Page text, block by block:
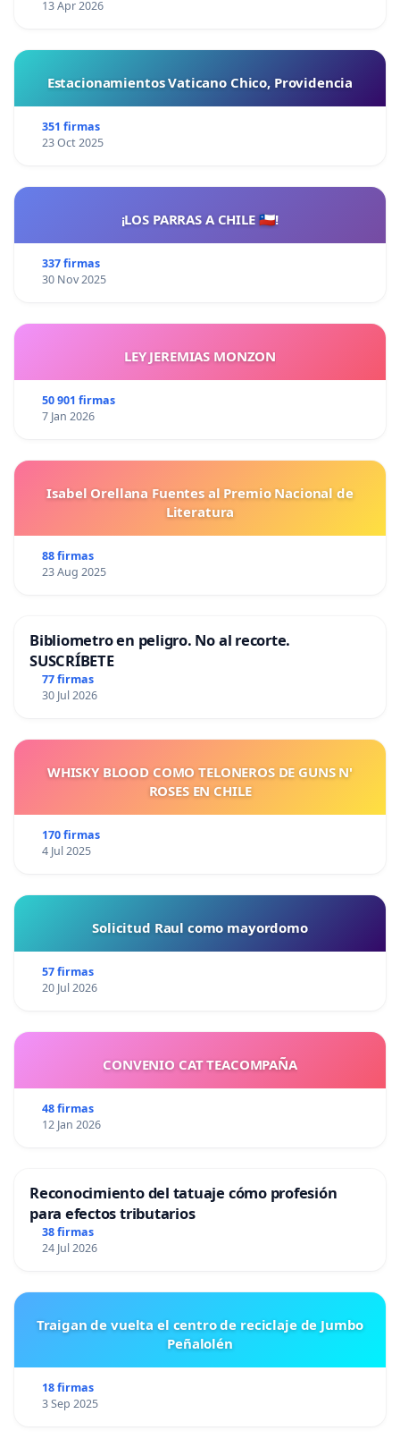
13 Apr 2026
Estacionamientos Vaticano Chico, Providencia
351 firmas
23 Oct 2025
¡LOS PARRAS A CHILE 🇨🇱!
337 firmas
30 Nov 2025
LEY JEREMIAS MONZON
50 901 firmas
7 Jan 2026
Isabel Orellana Fuentes al Premio Nacional de
Literatura
88 firmas
23 Aug 2025
Bibliometro en peligro. No al recorte.
SUSCRÍBETE
77 firmas
30 Jul 2026
WHISKY BLOOD COMO TELONEROS DE GUNS N'
ROSES EN CHILE
170 firmas
4 Jul 2025
Solicitud Raul como mayordomo
57 firmas
20 Jul 2026
CONVENIO CAT TEACOMPAÑA
48 firmas
12 Jan 2026
Reconocimiento del tatuaje cómo profesión
para efectos tributarios
38 firmas
24 Jul 2026
Traigan de vuelta el centro de reciclaje de Jumbo
Peñalolén
18 firmas
3 Sep 2025